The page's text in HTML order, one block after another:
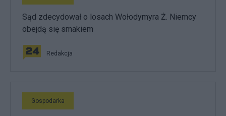
Sąd zdecydował o losach Wołodymyra Ż. Niemcy
obejdą się smakiem
Redakcja
Gospodarka